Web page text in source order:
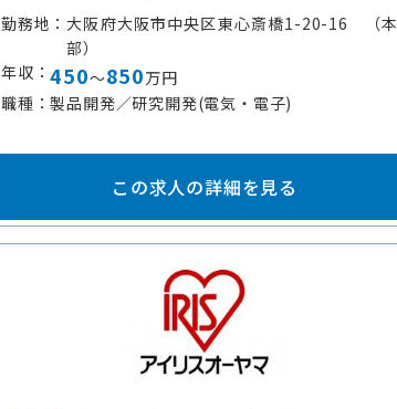
勤務地
大阪府大阪市中央区東心斎橋1-20-16 （本
部）
年収
450～850万円
職種
製品開発／研究開発(電気・電子)
この求人の詳細を見る